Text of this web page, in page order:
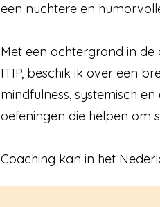
een nuchtere en
Met een achtergrond in
ITIP, beschik ik over een
mindfulness, systemisch
oefeningen die helpen om
Coaching kan in het